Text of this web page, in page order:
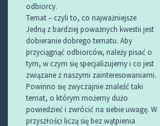
odbiorcy.
Temat – czyli to, co najważniejsze
Jedną z bardziej poważnych kwestii jest
dobieranie dobrego tematu. Aby
przyciągnąć odbiorców, należy pisać o
tym, w czym się specjalizujemy i co jest
związane z naszymi zainteresowaniami.
Powinno się zwyczajnie znaleźć taki
temat, o którym możemy dużo
powiedzieć i zwrócić na siebie uwagę. W
przyszłości liczą się bez wątpienia